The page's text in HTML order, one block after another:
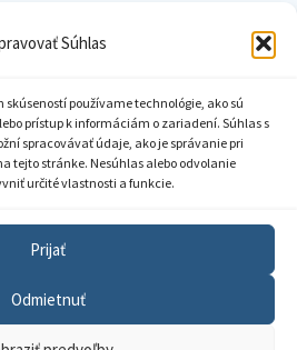
Súhlas
používame technológie, ako sú
prístup k informáciám o zariadení. Súhlas s
spracovávať údaje, ako je správanie pri
tejto stránke. Nesúhlas alebo odvolanie
určité vlastnosti a funkcie.
Prijať
Odmietnuť
ochrany súkromia
informácií